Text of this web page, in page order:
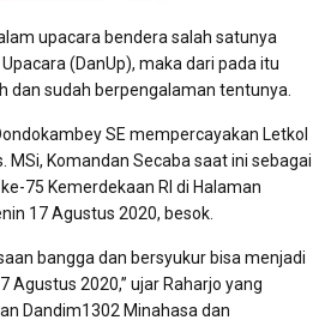
upacara bendera salah satunya
(DanUp), maka dari pada itu
dan sudah berpengalaman tentunya.
SE mempercayakan Letkol
MSi, Komandan Secaba saat ini sebagai
75 Kemerdekaan RI di Halaman
17 Agustus 2020, besok.
bangga dan bersyukur bisa menjadi
Agustus 2020,” ujar Raharjo yang
Dandim1302 Minahasa dan